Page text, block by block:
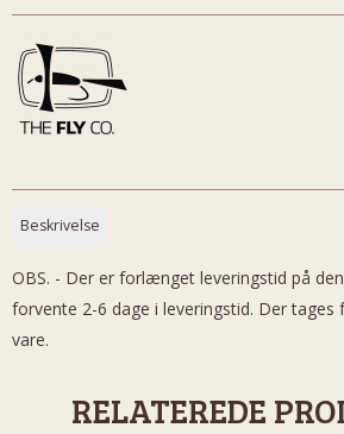
Beskrivelse
OBS. - Der er forlænget leveringstid på
forvente 2-6 dage i leveringstid. Der
vare.
RELATEREDE